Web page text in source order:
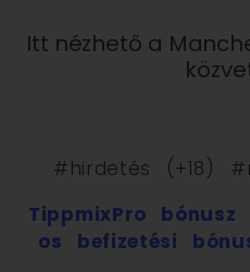
Itt nézhető a
#hirdetés (+18)
TippmixPro
os befizetési